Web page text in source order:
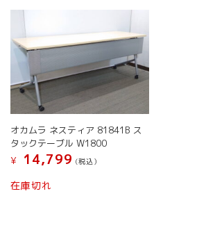
オカムラ ネスティア 81841B ス
タックテーブル W1800
¥
14,799 (税込）
在庫切れ